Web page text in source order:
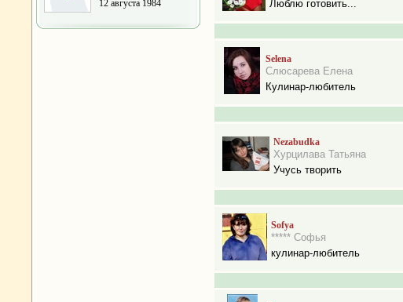
12 августа 1984
Люблю готовить...
Selena
Слюсарева Елена
Кулинар-любитель
Nezabudka
Хурцилава Татьяна
Учусь творить
Sofya
***** Софья
кулинар-любитель